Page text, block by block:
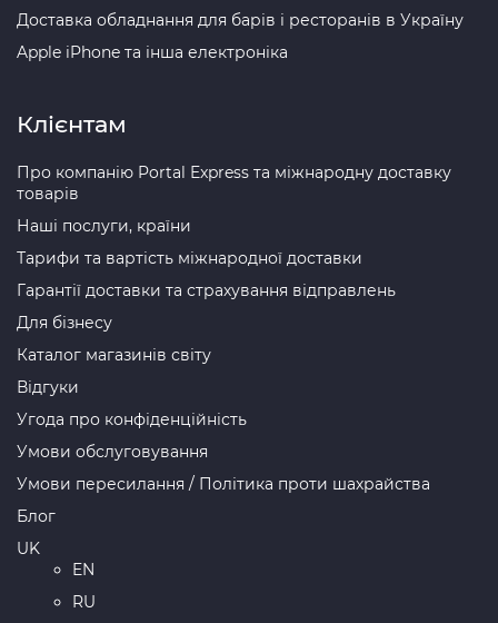
Доставка обладнання для барів і ресторанів в Україну
Apple iPhone та інша електроніка
Клієнтам
Про компанію Portal Express та міжнародну доставку
товарів
Наші послуги, країни
Тарифи та вартість міжнародної доставки
Гарантії доставки та страхування відправлень
Для бізнесу
Каталог магазинів світу
Відгуки
Угода про конфіденційність
Умови обслуговування
Умови пересилання / Політика проти шахрайства
Блог
UK
EN
RU